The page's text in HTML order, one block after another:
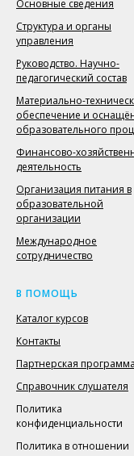
Основные сведения
Структура и органы
управления
Руководство. Научно-
педагогический состав
Материально-
обеспечение и
образовательного
Финансово-
деятельность
Организация питания в
образовательной
организации
Международное
сотрудничество
В ПОМОЩЬ
Каталог курсов
Контакты
Партнерская программа
Справочник слушателя
Политика
конфиденциальности
Политика в отношении